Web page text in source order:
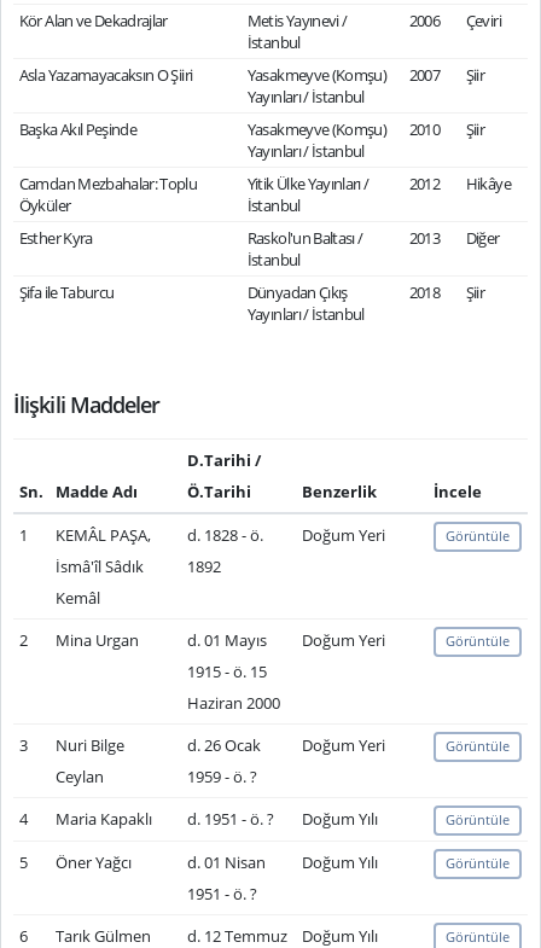
Kör Alan ve Dekadrajlar
Metis Yayınevi /
İstanbul
2006 Çeviri
Asla Yazamayacaksın O Şiiri
Yasakmeyve (Komşu)
Yayınları / İstanbul
2007 Şiir
Başka Akıl Peşinde
Yasakmeyve (Komşu)
Yayınları / İstanbul
2010 Şiir
Camdan Mezbahalar: Toplu
Öyküler
Yitik Ülke Yayınları /
İstanbul
2012 Hikâye
Esther Kyra
Raskol'un Baltası /
İstanbul
2013 Diğer
Şifa ile Taburcu
Dünyadan Çıkış
Yayınları / İstanbul
2018 Şiir
İlişkili Maddeler
Sn. Madde Adı
D.Tarihi /
Ö.Tarihi
Benzerlik
İncele
1
KEMÂL PAŞA,
İsmâ'îl Sâdık
Kemâl
d. 1828 - ö.
1892
Doğum Yeri Görüntüle
2 Mina Urgan
d. 01 Mayıs
1915 - ö. 15
Haziran 2000
Doğum Yeri Görüntüle
3
Nuri Bilge
Ceylan
d. 26 Ocak
1959 - ö. ?
Doğum Yeri Görüntüle
4 Maria Kapaklı d. 1951 - ö. ? Doğum Yılı Görüntüle
5 Öner Yağcı
d. 01 Nisan
1951 - ö. ?
Doğum Yılı Görüntüle
6 Tarık Gülmen
d. 12 Temmuz
Doğum Yılı Görüntüle